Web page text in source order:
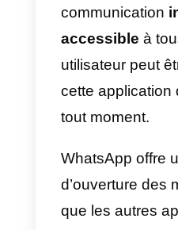
Pourquoi
il aider les
de mieux
patients